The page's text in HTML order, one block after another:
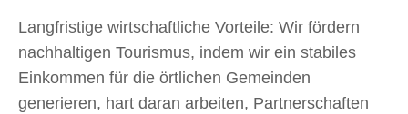
Langfristige wirtschaftliche Vorteile: Wir fördern
nachhaltigen Tourismus, indem wir ein stabiles
Einkommen für die örtlichen Gemeinden
generieren, hart daran arbeiten, Partnerschaften